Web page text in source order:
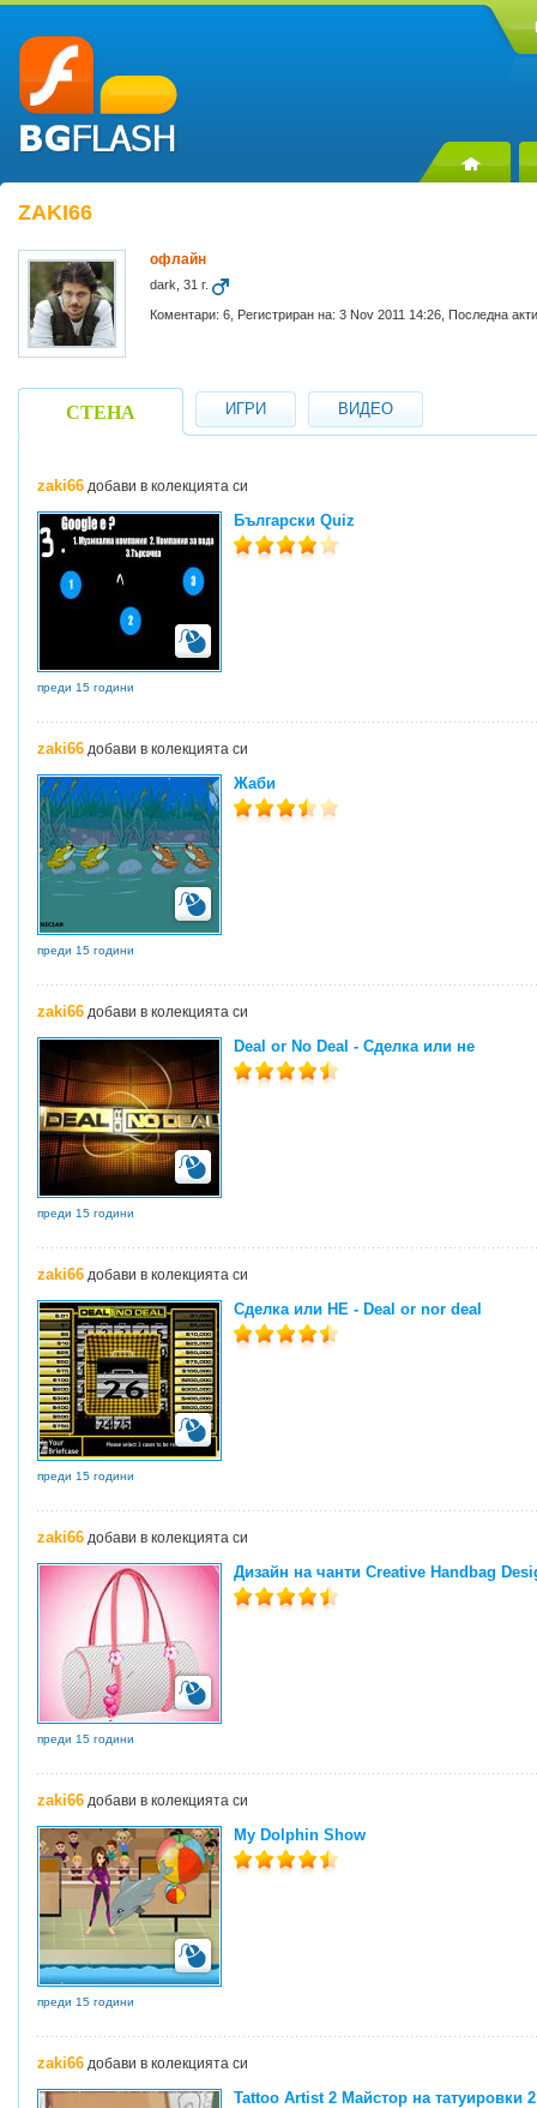
ZAKI66
офлайн
dark, 31 г.
Коментари: 6, Регистриран на: 3 Nov 2011 14:26, Последна
СТЕНА ИГРИ ВИДЕО
zaki66 добави в колекцията си
Български Quiz
преди 15 години
zaki66 добави в колекцията си
Жаби
преди 15 години
zaki66 добави в колекцията си
Deal or No Deal - Сделка или не
преди 15 години
zaki66 добави в колекцията си
Сделка или НЕ - Deal or nor deal
преди 15 години
zaki66 добави в колекцията си
Дизайн на чанти Creative Handbag
преди 15 години
zaki66 добави в колекцията си
My Dolphin Show
преди 15 години
zaki66 добави в колекцията си
Tattoo Artist 2 Майстор на татуировки 2